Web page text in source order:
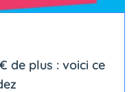
de plus : voici ce